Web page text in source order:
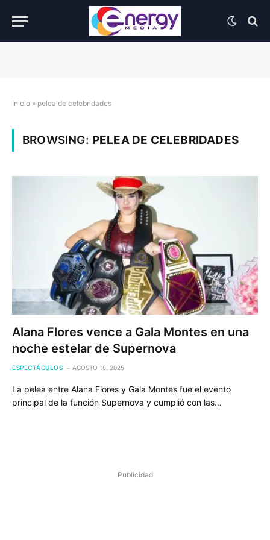
Inicio » pelea de celebridades
BROWSING: PELEA DE CELEBRIDADES
Alana Flores vence a Gala Montes en una
noche estelar de Supernova
ESPECTÁCULOS AGOSTO 18, 2025
La pelea entre Alana Flores y Gala Montes fue el evento
principal de la función Supernova y cumplió con las…
Publicidad